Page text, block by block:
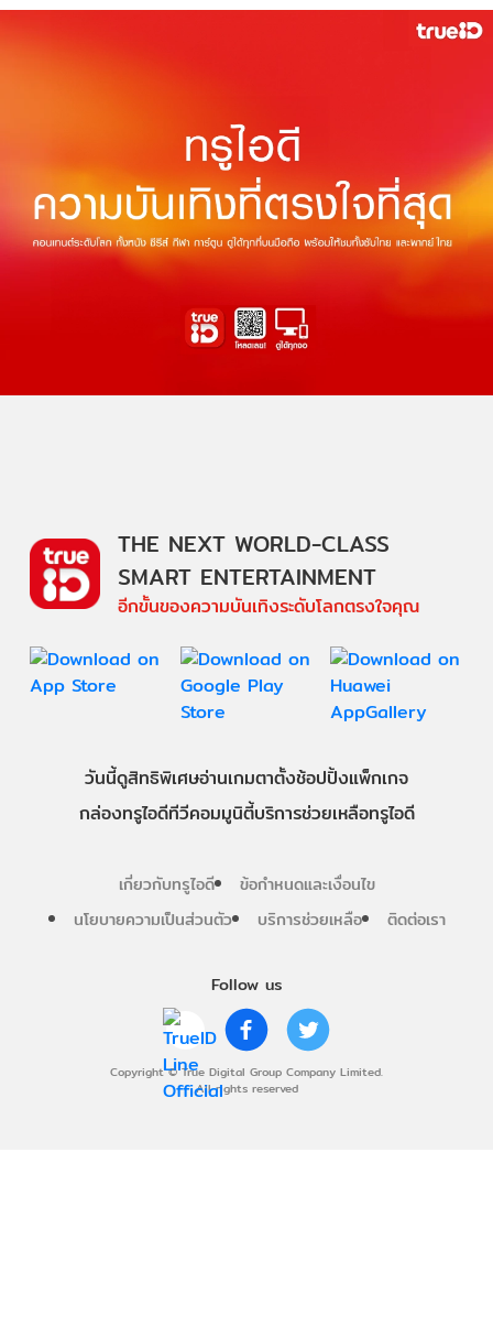
Follow us
Copyright © True Digital Group Company Limited.
All rights reserved
THE NEXT WORLD-CLASS
SMART ENTERTAINMENT
อีกขั้นของความบันเทิงระดับโลกตรงใจคุณ
วันนี้ดูสิทธิพิเศษอ่านเกมตาตั้งช้อปปิ้งแพ็กเกจ
กล่องทรูไอดีทีวีคอมมูนิตี้บริการช่วยเหลือทรูไอดี
เกี่ยวกับทรูไอดี
ข้อกำหนดและเงื่อนไข
นโยบายความเป็นส่วนตัว
บริการช่วยเหลือ ติดต่อเรา